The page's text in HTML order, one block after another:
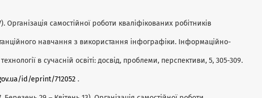
Організація самостійної роботи кваліфікованих робітників
навчання з використання інфографіки. Інформаційно-
в сучасній освіті: досвід, проблеми, перспективи, 5, 305-309.
id/eprint/712052 .